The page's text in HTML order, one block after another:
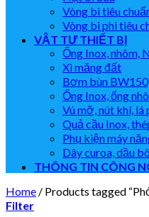
Vòng bi tiêu
Vòng bi phi tiêu
VẬT TƯ THIẾT BỊ
Ống Inox, nhôm,
Xi măng đất
Bơm bùn
Ống Inox, ống
Vú mỡ, nút khí,
Quả cầu Inox,
Phụ kiện máy
Dây curoa, dầu
THÔNG TIN CÔNG
Home / Products tagged
Filter